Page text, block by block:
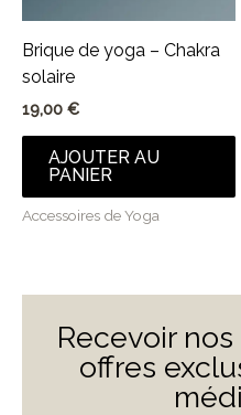
Brique de yoga – Chakra
solaire
19,00 €
AJOUTER AU
PANIER
Accessoires de Yoga
Recevoir
offres